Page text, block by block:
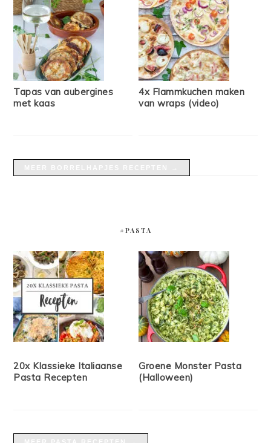
Tapas van aubergines
met kaas
4x Flammkuchen maken
van wraps (video)
#PASTA
20x Klassieke Italiaanse
Pasta Recepten
Groene Monster Pasta
(Halloween)